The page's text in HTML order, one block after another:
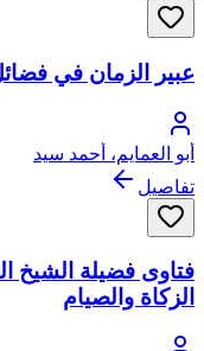
عبير الزمان في
أبو العمايم، أحمد سيد
تفاصيل
فتاوى فضيلة الشيخ
الزكاة والصيام